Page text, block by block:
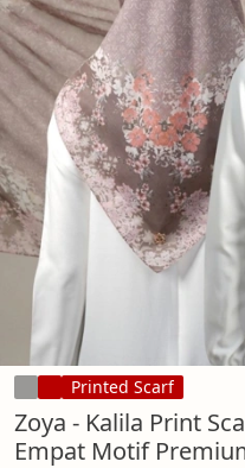
Printed Scarf
Zoya - Kalila Print
Empat Motif